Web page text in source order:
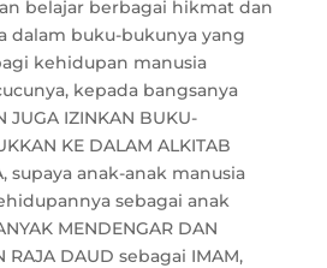
belajar berbagai hikmat dan
dalam buku-bukunya yang
kehidupan manusia
kepada bangsanya
JUGA IZINKAN BUKU-
KE DALAM ALKITAB
supaya anak-anak manusia
sebagai anak
MENDENGAR DAN
RAJA DAUD sebagai IMAM,